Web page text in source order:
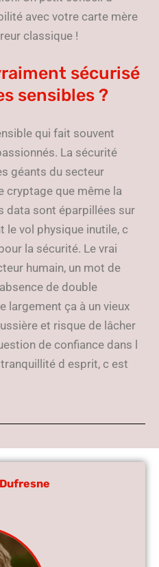
avec votre carte mère
classique !
sécurisé
sensibles ?
qui fait souvent
La sécurité
géants du secteur
cryptage que même la
data sont éparpillées sur
le vol physique inutile, c
la sécurité. Le vrai
humain, un mot de
de double
largement ça à un vieux
et risque de lâcher
de confiance dans l
d esprit, c est